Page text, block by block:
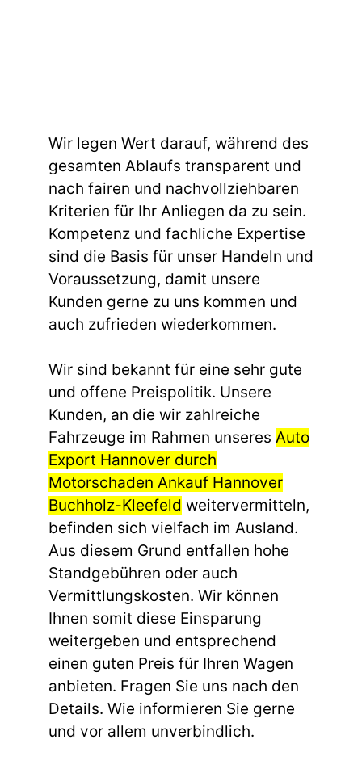
Wir legen Wert darauf, während des
gesamten Ablaufs transparent und
nach fairen und nachvollziehbaren
Kriterien für Ihr Anliegen da zu sein.
Kompetenz und fachliche Expertise
sind die Basis für unser Handeln und
Voraussetzung, damit unsere
Kunden gerne zu uns kommen und
auch zufrieden wiederkommen.
Wir sind bekannt für eine sehr gute
und offene Preispolitik. Unsere
Kunden, an die wir zahlreiche
Fahrzeuge im Rahmen unseres Auto
Export Hannover durch
Motorschaden Ankauf Hannover
Buchholz-Kleefeld weitervermitteln,
befinden sich vielfach im Ausland.
Aus diesem Grund entfallen hohe
Standgebühren oder auch
Vermittlungskosten. Wir können
Ihnen somit diese Einsparung
weitergeben und entsprechend
einen guten Preis für Ihren Wagen
anbieten. Fragen Sie uns nach den
Details. Wie informieren Sie gerne
und vor allem unverbindlich.